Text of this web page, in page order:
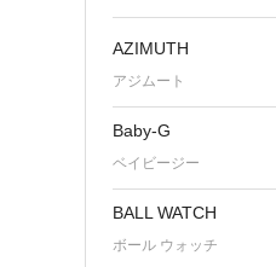
AZIMUTH
アジムート
Baby-G
ベイビージー
BALL WATCH
ボール ウォッチ